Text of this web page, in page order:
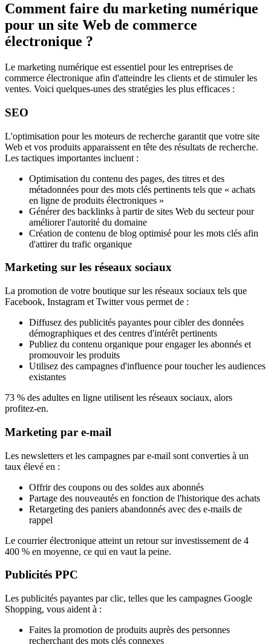
Comment faire du marketing numérique
pour un site Web de commerce
électronique ?
Le marketing numérique est essentiel pour les entreprises de
commerce électronique afin d'atteindre les clients et de stimuler les
ventes. Voici quelques-unes des stratégies les plus efficaces :
SEO
L'optimisation pour les moteurs de recherche garantit que votre site
Web et vos produits apparaissent en tête des résultats de recherche.
Les tactiques importantes incluent :
Optimisation du contenu des pages, des titres et des
métadonnées pour des mots clés pertinents tels que « achats
en ligne de produits électroniques »
Générer des backlinks à partir de sites Web du secteur pour
améliorer l'autorité du domaine
Création de contenu de blog optimisé pour les mots clés afin
d'attirer du trafic organique
Marketing sur les réseaux sociaux
La promotion de votre boutique sur les réseaux sociaux tels que
Facebook, Instagram et Twitter vous permet de :
Diffusez des publicités payantes pour cibler des données
démographiques et des centres d'intérêt pertinents
Publiez du contenu organique pour engager les abonnés et
promouvoir les produits
Utilisez des campagnes d'influence pour toucher les audiences
existantes
73 % des adultes en ligne utilisent les réseaux sociaux, alors
profitez-en.
Marketing par e-mail
Les newsletters et les campagnes par e-mail sont converties à un
taux élevé en :
Offrir des coupons ou des soldes aux abonnés
Partage des nouveautés en fonction de l'historique des achats
Retargeting des paniers abandonnés avec des e-mails de
rappel
Le courrier électronique atteint un retour sur investissement de 4
400 % en moyenne, ce qui en vaut la peine.
Publicités PPC
Les publicités payantes par clic, telles que les campagnes Google
Shopping, vous aident à :
Faites la promotion de produits auprès des personnes
recherchant des mots clés connexes